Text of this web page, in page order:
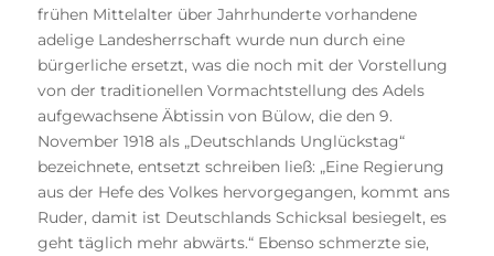
frühen Mittelalter über Jahrhunderte vorhandene
adelige Landesherrschaft wurde nun durch eine
bürgerliche ersetzt, was die noch mit der Vorstellung
von der traditionellen Vormachtstellung des Adels
aufgewachsene Äbtissin von Bülow, die den 9.
November 1918 als „Deutschlands Unglückstag“
bezeichnete, entsetzt schreiben ließ: „Eine Regierung
aus der Hefe des Volkes hervorgegangen, kommt ans
Ruder, damit ist Deutschlands Schicksal besiegelt, es
geht täglich mehr abwärts.“ Ebenso schmerzte sie,